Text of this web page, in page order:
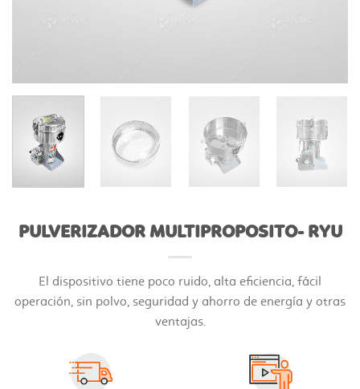
PULVERIZADOR MULTIPROPOSITO- RYU
El dispositivo tiene poco ruido, alta eficiencia, fácil
operación, sin polvo, seguridad y ahorro de energía y otras
ventajas.